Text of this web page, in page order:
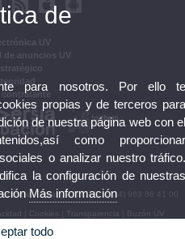
UV
de anuncios UV
contratante
Espanya. Tel. UV: (+34) 963 86 41 00
Cookies Transparencia Buzón UV
de
para nosotros. Por ello
propias y de terceros
de nuestra página web con
como
o analizar nuestro
la configuración de
Más información
todo